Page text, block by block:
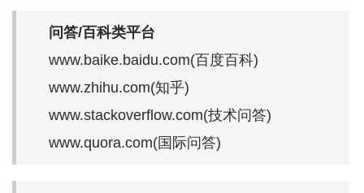
问答/百科类平台
www.baike.baidu.com(百度百科)
www.zhihu.com(知乎)
www.stackoverflow.com(技术问答)
www.quora.com(国际问答)